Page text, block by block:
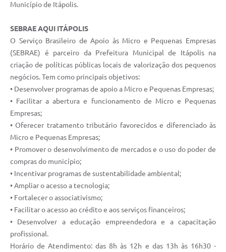
Distritos
Água de Qualidade
Gasoduto (Gás Natural)
Feriados Municipais
Bairros Rurais
Galeria de Fotos
Ouvidoria Municipal
Audiências Públicas
Arquivos para Download
Carta de Serviços
Notícias
Turismo
Município de Itápolis.
SEBRAE AQUI ITÁPOLIS
O Serviço Brasileiro de Apoio às Micro e Pequenas Empresas
(SEBRAE) é parceiro da Prefeitura Municipal de Itápolis na
criação de políticas públicas locais de valorização dos pequenos
negócios. Tem como principais objetivos:
• Desenvolver programas de apoio a Micro e Pequenas Empresas;
• Facilitar a abertura e funcionamento de Micro e Pequenas
Empresas;
• Oferecer tratamento tributário favorecidos e diferenciado às
Micro e Pequenas Empresas;
• Promover o desenvolvimento de mercados e o uso do poder de
compras do município;
• Incentivar programas de sustentabilidade ambiental;
• Ampliar o acesso a tecnologia;
• Fortalecer o associativismo;
• Facilitar o acesso ao crédito e aos serviços financeiros;
• Desenvolver a educação empreendedora e a capacitação
profissional.
Horário de Atendimento: das 8h às 12h e das 13h às 16h30 -